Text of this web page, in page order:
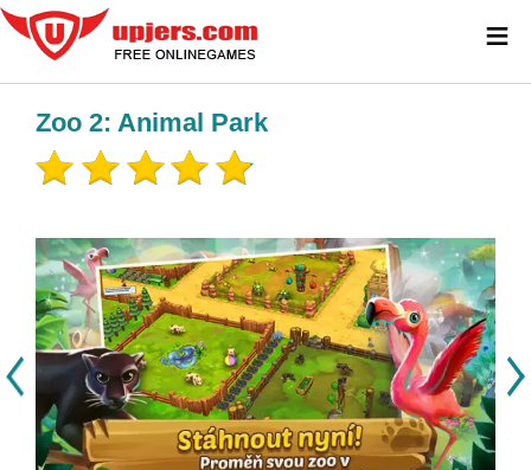
Zoo 2: Animal Park
≡